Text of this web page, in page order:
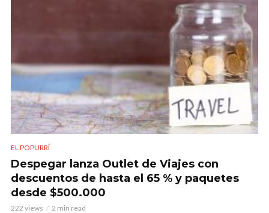
EL POPURRÍ
Despegar lanza Outlet de Viajes con
descuentos de hasta el 65 % y paquetes
desde $500.000
222 views 2 min read